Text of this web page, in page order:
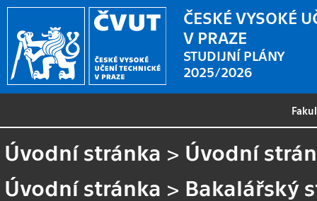
ČESKÉ VYSOKÉ
V PRAZE
STUDIJNÍ PLÁNY
2025/2026
Úvodní stránka > Úvodní
Úvodní stránka > Bakalářský